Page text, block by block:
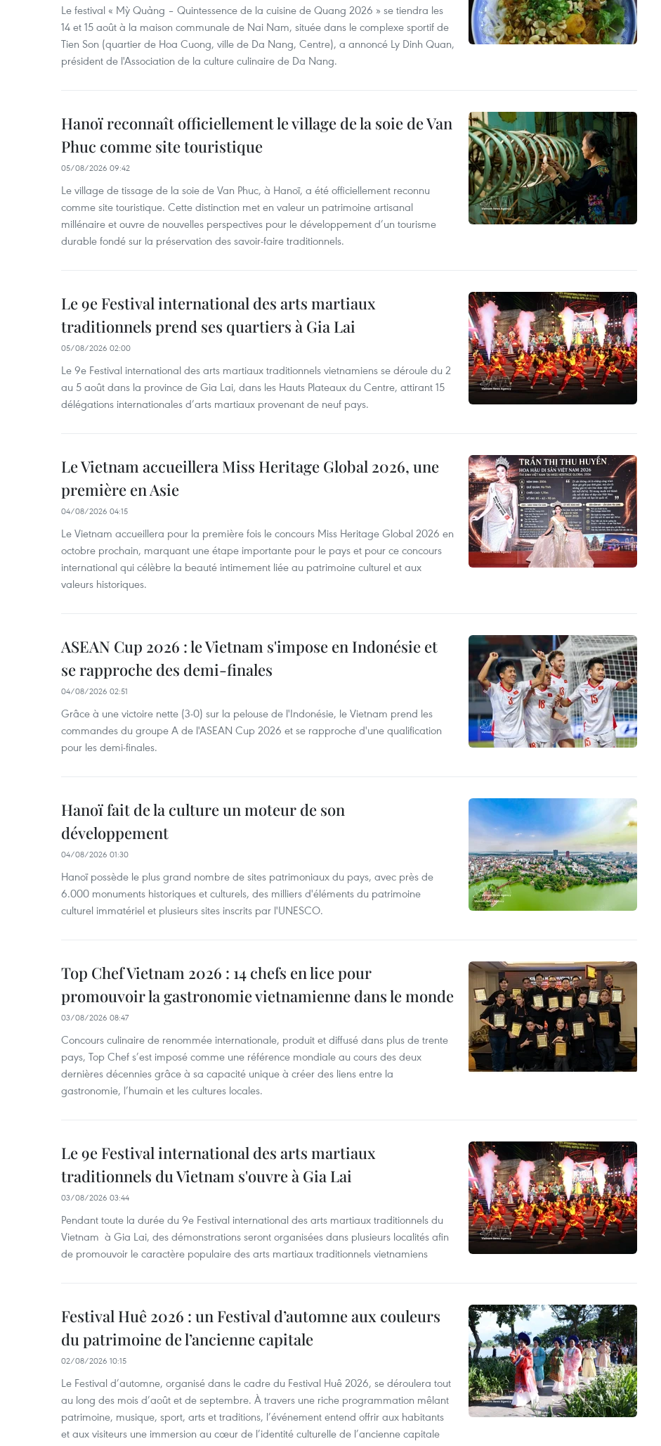
Le festival « Mỳ Quảng – Quintessence de la cuisine de Quang 2026 » se tiendra les
14 et 15 août à la maison communale de Nai Nam, située dans le complexe sportif de
Tien Son (quartier de Hoa Cuong, ville de Da Nang, Centre), a annoncé Ly Dinh Quan,
président de l'Association de la culture culinaire de Da Nang.
Hanoï reconnaît officiellement le village de la soie de Van
Phuc comme site touristique
05/08/2026 09:42
Le village de tissage de la soie de Van Phuc, à Hanoï, a été officiellement reconnu
comme site touristique. Cette distinction met en valeur un patrimoine artisanal
millénaire et ouvre de nouvelles perspectives pour le développement d’un tourisme
durable fondé sur la préservation des savoir-faire traditionnels.
Le 9e Festival international des arts martiaux
traditionnels prend ses quartiers à Gia Lai
05/08/2026 02:00
Le 9e Festival international des arts martiaux traditionnels vietnamiens se déroule du 2
au 5 août dans la province de Gia Lai, dans les Hauts Plateaux du Centre, attirant 15
délégations internationales d’arts martiaux provenant de neuf pays.
Le Vietnam accueillera Miss Heritage Global 2026, une
première en Asie
04/08/2026 04:15
Le Vietnam accueillera pour la première fois le concours Miss Heritage Global 2026 en
octobre prochain, marquant une étape importante pour le pays et pour ce concours
international qui célèbre la beauté intimement liée au patrimoine culturel et aux
valeurs historiques.
ASEAN Cup 2026 : le Vietnam s'impose en Indonésie et
se rapproche des demi-finales
04/08/2026 02:51
Grâce à une victoire nette (3-0) sur la pelouse de l'Indonésie, le Vietnam prend les
commandes du groupe A de l'ASEAN Cup 2026 et se rapproche d'une qualification
pour les demi-finales.
Hanoï fait de la culture un moteur de son
développement
04/08/2026 01:30
Hanoï possède le plus grand nombre de sites patrimoniaux du pays, avec près de
6.000 monuments historiques et culturels, des milliers d'éléments du patrimoine
culturel immatériel et plusieurs sites inscrits par l'UNESCO.
Top Chef Vietnam 2026 : 14 chefs en lice pour
promouvoir la gastronomie vietnamienne dans le monde
03/08/2026 08:47
Concours culinaire de renommée internationale, produit et diffusé dans plus de trente
pays, Top Chef s’est imposé comme une référence mondiale au cours des deux
dernières décennies grâce à sa capacité unique à créer des liens entre la
gastronomie, l’humain et les cultures locales.
Le 9e Festival international des arts martiaux
traditionnels du Vietnam s'ouvre à Gia Lai
03/08/2026 03:44
Pendant toute la durée du 9e Festival international des arts martiaux traditionnels du
Vietnam à Gia Lai, des démonstrations seront organisées dans plusieurs localités afin
de promouvoir le caractère populaire des arts martiaux traditionnels vietnamiens
Festival Huê 2026 : un Festival d’automne aux couleurs
du patrimoine de l’ancienne capitale
02/08/2026 10:15
Le Festival d’automne, organisé dans le cadre du Festival Huê 2026, se déroulera tout
au long des mois d’août et de septembre. À travers une riche programmation mêlant
patrimoine, musique, sport, arts et traditions, l’événement entend offrir aux habitants
et aux visiteurs une immersion au cœur de l’identité culturelle de l’ancienne capitale